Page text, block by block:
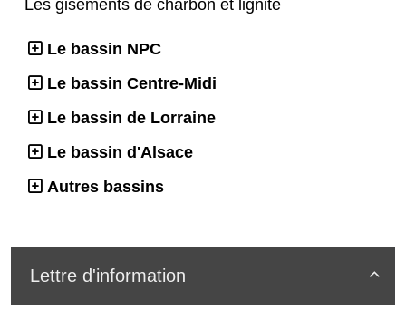
Les gisements de charbon et lignite
Le bassin NPC
Le bassin Centre-Midi
Le bassin de Lorraine
Le bassin d'Alsace
Autres bassins

Lettre d'information